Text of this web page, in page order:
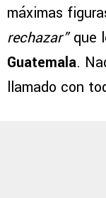
máximas
rechazar”que
Guatemala.
llamado con